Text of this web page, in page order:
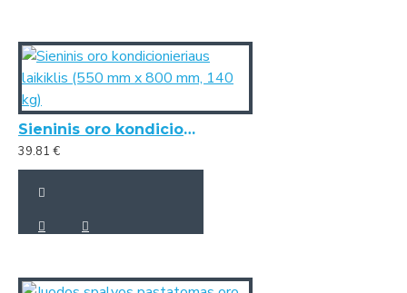
Sieninis oro kondicionieriaus laikiklis (550 mm x 800 mm, 140 kg)
39.81 €